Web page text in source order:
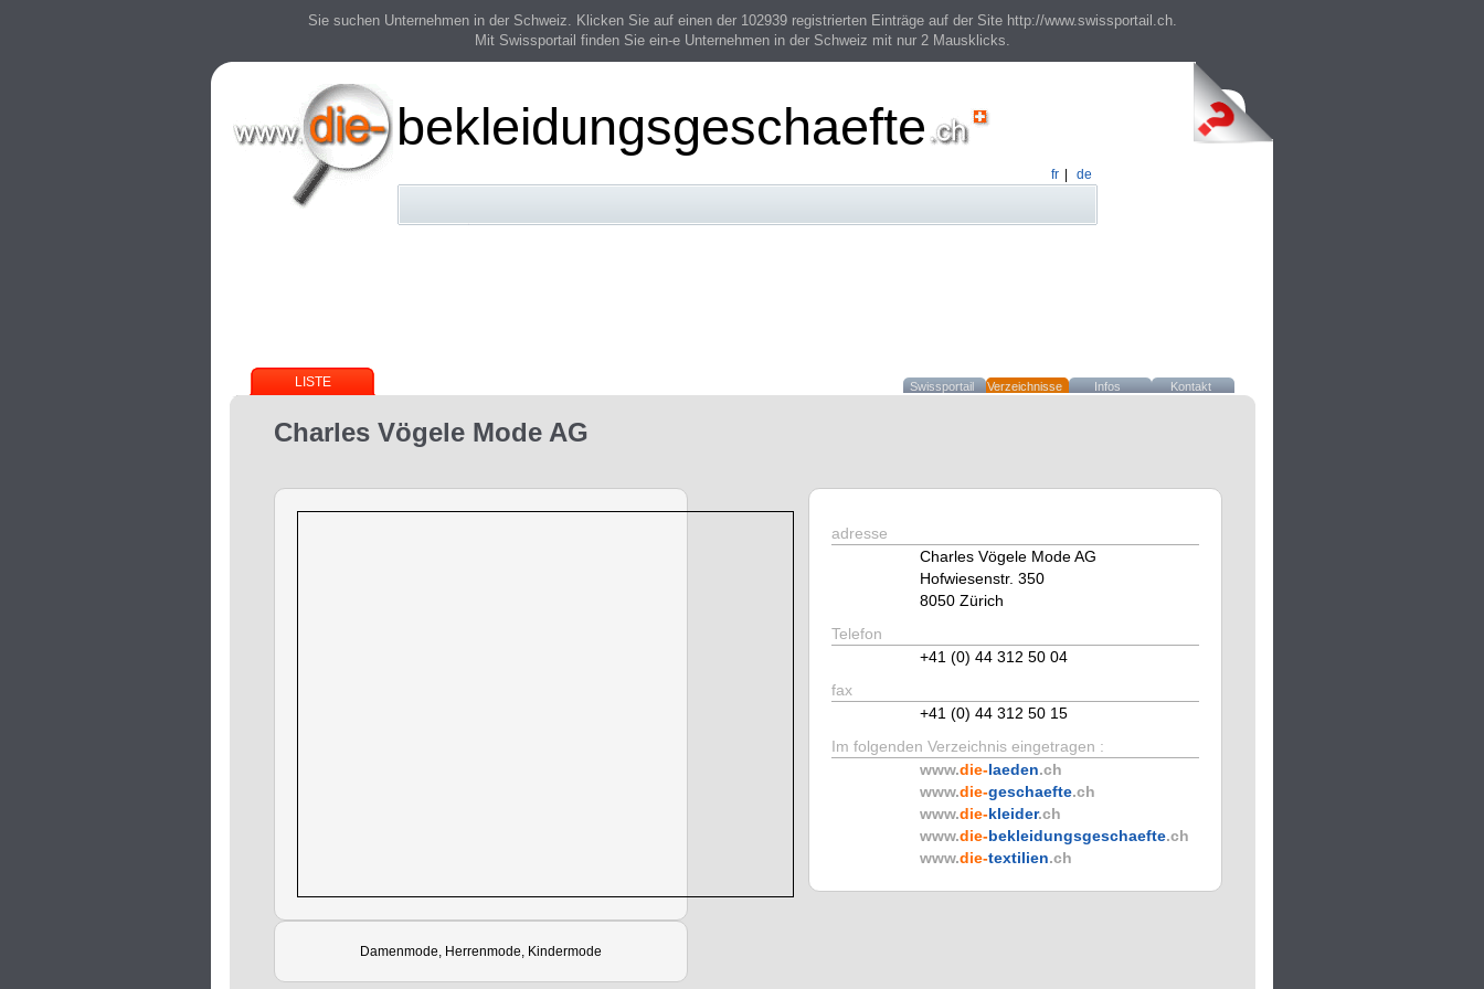
Sie suchen Unternehmen in der Schweiz. Klicken Sie auf einen der 102939 registrierten Einträge auf der Site http://www.swissportail.ch.
Mit Swissportail finden Sie ein-e Unternehmen in der Schweiz mit nur 2 Mausklicks.
bekleidungsgeschaefte
fr de
LISTE Swissportail Verzeichnisse Infos Kontakt
Charles Vögele Mode AG
Damenmode, Herrenmode, Kindermode
adresse
Charles Vögele Mode AG
Hofwiesenstr. 350
8050 Zürich
Telefon
+41 (0) 44 312 50 04
fax
+41 (0) 44 312 50 15
Im folgenden Verzeichnis eingetragen :
www.die-laeden.ch
www.die-geschaefte.ch
www.die-kleider.ch
www.die-bekleidungsgeschaefte.ch
www.die-textilien.ch